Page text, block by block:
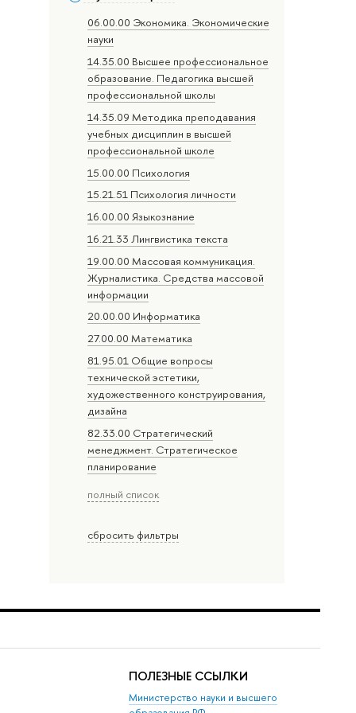
06.00.00 Экономика. Экономические
науки
14.35.00 Высшее профессиональное
образование. Педагогика высшей
профессиональной школы
14.35.09 Методика преподавания
учебных дисциплин в высшей
профессиональной школе
15.00.00 Психология
15.21.51 Психология личности
16.00.00 Языкознание
16.21.33 Лингвистика текста
19.00.00 Массовая коммуникация.
Журналистика. Средства массовой
информации
20.00.00 Информатика
27.00.00 Математика
81.95.01 Общие вопросы
технической эстетики,
художественного конструирования,
дизайна
82.33.00 Стратегический
менеджмент. Стратегическое
планирование
полный список
сбросить фильтры
ПОЛЕЗНЫЕ ССЫЛКИ
Министерство науки и высшего